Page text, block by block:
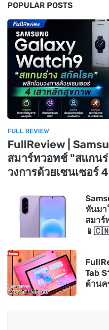
POPULAR POSTS
FULL REVIEW
FullReview |
สมาร์ทวอทช์ "สแกน
วงการด้วยเซนเซอร์
หันมา
สมาร์
Tab
ด้านค